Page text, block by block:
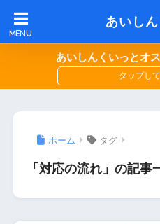
あいし
あいしんくいっとオ
ホーム タグ
「対応の流れ」の記事